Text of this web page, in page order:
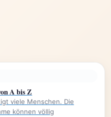
A bis Z
viele Menschen. Die
können völlig